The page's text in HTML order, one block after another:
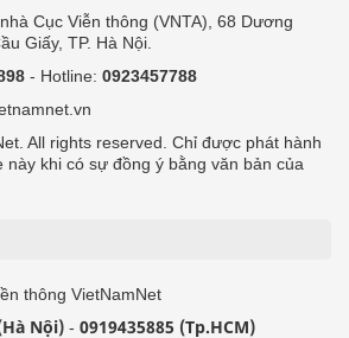
Cục Viễn thông (VNTA), 68 Dương
Giấy, TP. Hà Nội.
- Hotline: 0923457788
All rights reserved. Chỉ được phát hành
này khi có sự đồng ý bằng văn bản của
thông VietNamNet
Nội) - 0919435885 (Tp.HCM)